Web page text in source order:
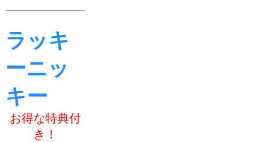
ラッキ
ーニッ
キー
お得な特典付
き！